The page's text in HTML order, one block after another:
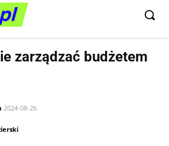
zarządzać budżetem
2024-08-26